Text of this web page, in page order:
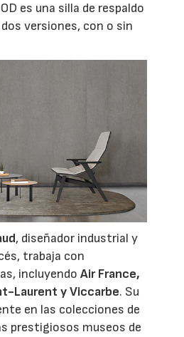
es una silla de respaldo
versiones, con o sin
, diseñador industrial y
trabaja con
incluyendoAir France,
Laurent y Viccarbe. Su
en las colecciones de
prestigiosos museos de